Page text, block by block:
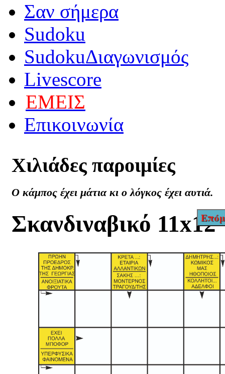
Σαν σήμερα
Sudoku
SudokuΔιαγωνισμός
Livescore
ΕΜΕΙΣ
Επικοινωνία
Χιλιάδες παροιμίες
Ο κάμπος έχει μάτια κι ο λόγκος έχει αυτιά.
Σκανδιναβικό 11x12